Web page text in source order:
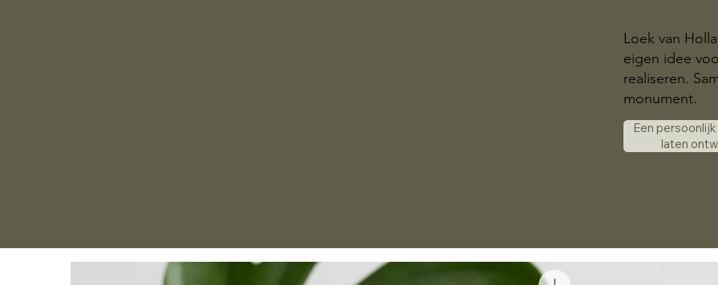
Loek van
eigen idee
realiseren.
monument.
Een
laten